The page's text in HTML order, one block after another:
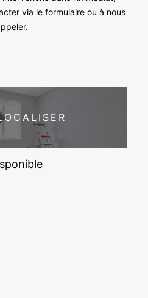
via le formulaire ou à nous